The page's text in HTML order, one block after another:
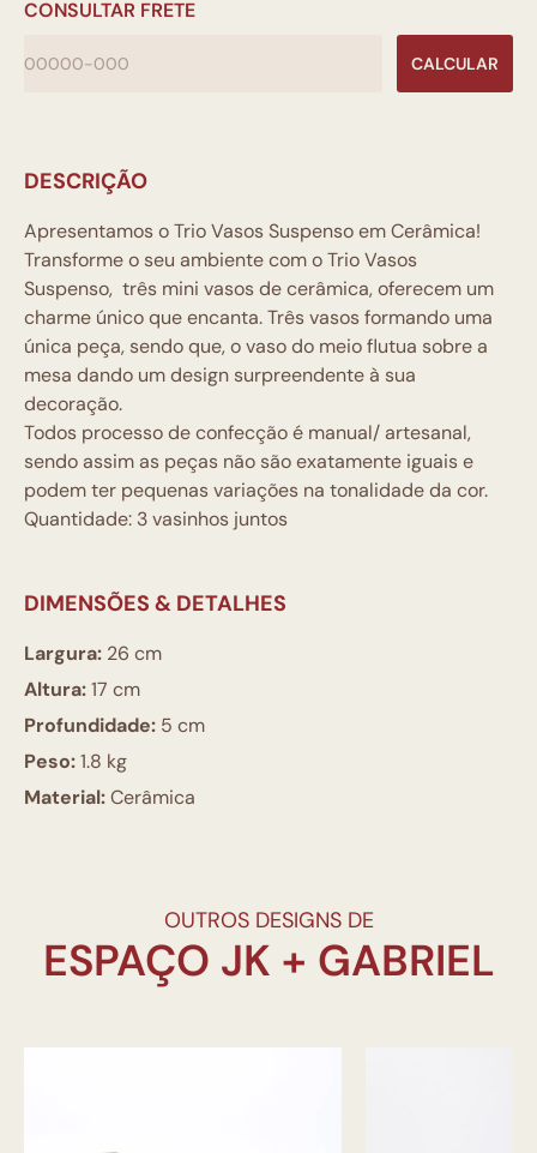
CONSULTAR FRETE
CALCULAR
DESCRIÇÃO
Apresentamos o Trio Vasos Suspenso em Cerâmica!
Transforme o seu ambiente com o Trio Vasos
Suspenso, três mini vasos de cerâmica, oferecem um
charme único que encanta. Três vasos formando uma
única peça, sendo que, o vaso do meio flutua sobre a
mesa dando um design surpreendente à sua
decoração.
Todos processo de confecção é manual/ artesanal,
sendo assim as peças não são exatamente iguais e
podem ter pequenas variações na tonalidade da cor.
Quantidade: 3 vasinhos juntos
DIMENSÕES & DETALHES
Largura: 26 cm
Altura:17 cm
Profundidade: 5 cm
Peso:1.8 kg
Material:Cerâmica
OUTROS DESIGNS DE